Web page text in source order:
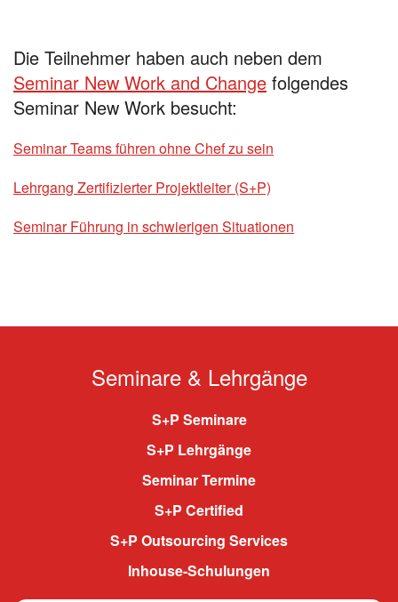
Die Teilnehmer haben auch neben dem
Seminar New Work and Change folgendes
Seminar New Work besucht:
Seminar Teams führen ohne Chef zu sein
Lehrgang Zertifizierter Projektleiter (S+P)
Seminar Führung in schwierigen Situationen
Seminare & Lehrgänge
S+P Seminare
S+P Lehrgänge
Seminar Termine
S+P Certified
S+P Outsourcing Services
Inhouse-Schulungen